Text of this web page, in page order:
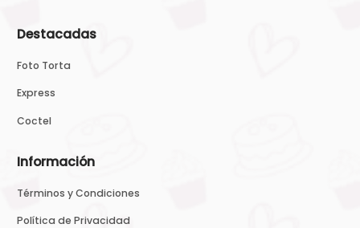
Destacadas
Foto Torta
Express
Coctel
Información
Términos y Condiciones
Política de Privacidad